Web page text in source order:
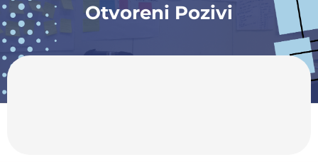
Otvoreni Pozivi